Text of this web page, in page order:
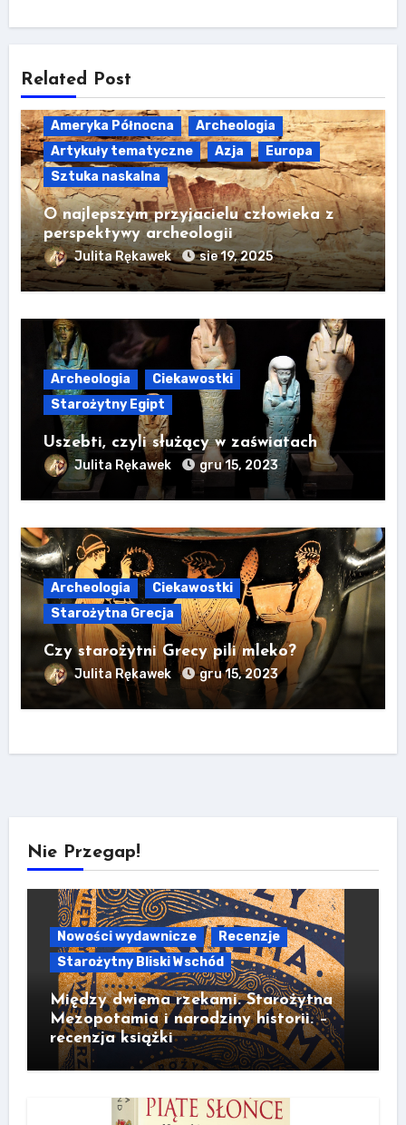
Related Post
Ameryka Północna
Archeologia
Artykuły tematyczne
Azja
Europa
Sztuka naskalna
O najlepszym przyjacielu człowieka z
perspektywy archeologii
Julita Rękawek sie 19, 2025
Archeologia
Ciekawostki
Starożytny Egipt
Uszebti, czyli służący w zaświatach
Julita Rękawek gru 15, 2023
Archeologia
Ciekawostki
Starożytna Grecja
Czy starożytni Grecy pili mleko?
Julita Rękawek gru 15, 2023
Nie Przegap!
Nowości wydawnicze
Recenzje
Starożytny Bliski Wschód
Między dwiema rzekami. Starożytna
Mezopotamia i narodziny historii. –
recenzja książki